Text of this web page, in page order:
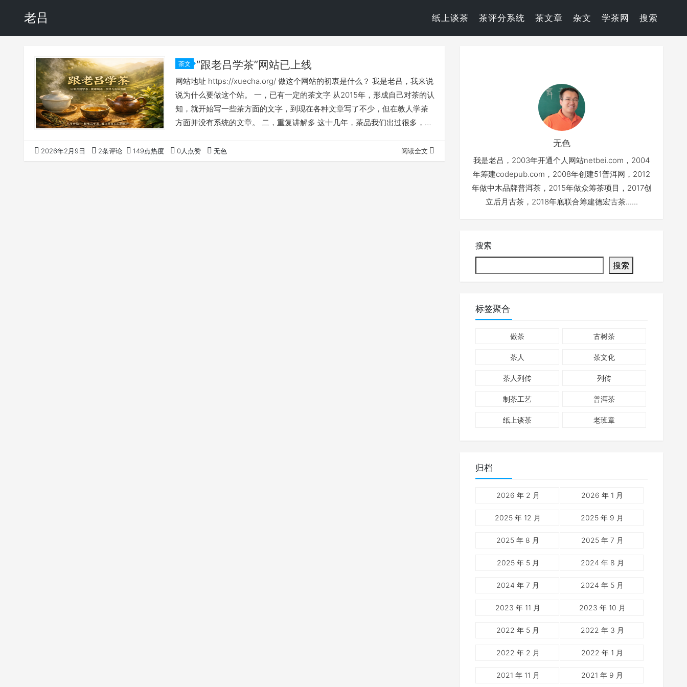
老吕 纸上谈茶 茶评分系统 茶文章 杂文 学茶网 搜索
茶文 “跟老吕学茶”网站已上线
网站地址 https://xuecha.org/ 做这个网站的初衷是什么？ 我是老吕，我来说
说为什么要做这个站。 一，已有一定的茶文字 从2015年，形成自己对茶的认
知，就开始写一些茶方面的文字，到现在各种文章写了不少，但在教人学茶
方面并没有系统的文章。 二，重复讲解多 这十几年，茶品我们出过很多，在
新讲一遍，需要有个地方让人从头学习，可以完整学习。 三，网站是个好平
台 我这一套对茶的理解，不是太容易理解，“健康喝茶”的概念也需要大范围
2026年2月9日 2条评论 149点热度 0人点赞 无色 阅读全文
无色
我是老吕，2003年开通个人网站netbei.com，2004
年筹建codepub.com，2008年创建51普洱网，2012
年做中木品牌普洱茶，2015年做众筹茶项目，2017创
立后月古茶，2018年底联合筹建德宏古茶......
搜索
搜索
标签聚合
做茶 古树茶
茶人 茶文化
茶人列传 列传
制茶工艺 普洱茶
纸上谈茶 老班章
归档
2026 年 2 月 2026 年 1 月
2025 年 12 月 2025 年 9 月
2025 年 8 月 2025 年 7 月
2025 年 5 月 2024 年 8 月
2024 年 7 月 2024 年 5 月
2023 年 11 月 2023 年 10 月
2022 年 5 月 2022 年 3 月
2022 年 2 月 2022 年 1 月
2021 年 11 月 2021 年 9 月